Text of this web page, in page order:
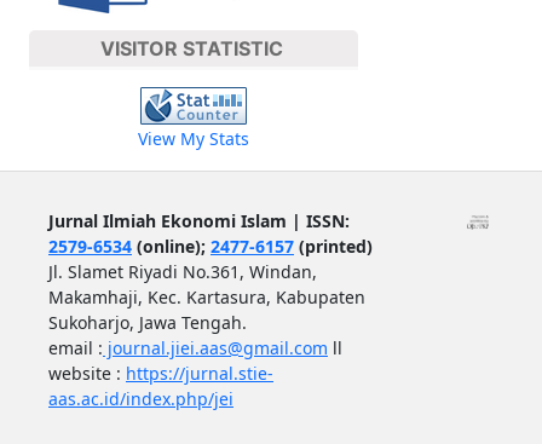
VISITOR STATISTIC
View My Stats
Jurnal Ilmiah Ekonomi Islam | ISSN:
2579-6534(online); 2477-6157(printed)
Jl. Slamet Riyadi No.361, Windan,
Makamhaji, Kec. Kartasura, Kabupaten
Sukoharjo, Jawa Tengah.
email : journal.jiei.aas@gmail.com ll
website : https://jurnal.stie-
aas.ac.id/index.php/jei